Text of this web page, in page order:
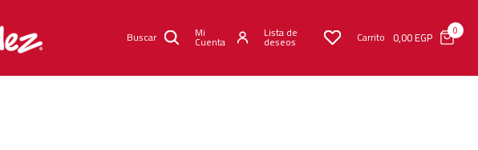
Buscar Mi
Cuenta
Lista de
deseos Carrito 0,00EGP 0